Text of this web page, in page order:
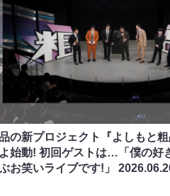
の新プロジェクト『よしもと
始動! 初回ゲストは…「僕の好
お笑いライブです!」